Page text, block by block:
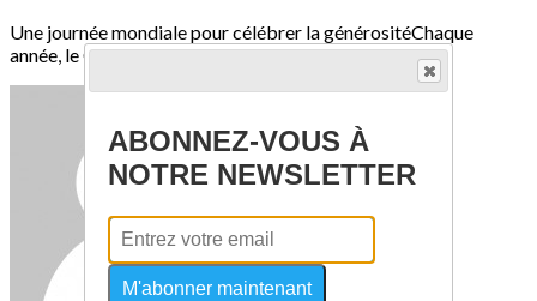
Une journée mondiale pour célébrer la générositéChaque
année, le Giving Tuesday marque un temps...
ABONNEZ-VOUS À
NOTRE NEWSLETTER
M'abonner maintenant